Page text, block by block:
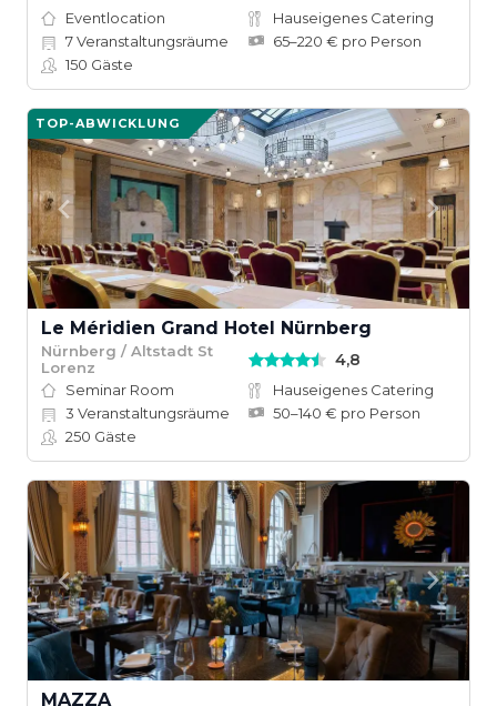
Eventlocation
Hauseigenes Catering
7Veranstaltungsräume
65–220 € pro Person
150 Gäste
TOP-ABWICKLUNG
Le Méridien Grand Hotel Nürnberg
Nürnberg / Altstadt St
Lorenz
4,8
Seminar Room
Hauseigenes Catering
3 Veranstaltungsräume
50–140 € pro Person
250 Gäste
MAZZA